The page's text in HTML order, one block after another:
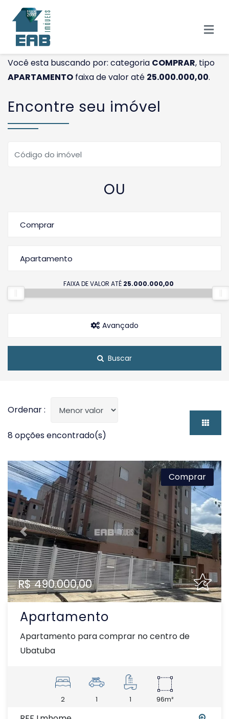
Você esta buscando por: categoria COMPRAR, tipo
APARTAMENTO faixa de valor até 25.000.000,00.
Encontre seu imóvel
OU
Comprar
Apartamento
FAIXA DE VALOR ATÉ 25.000.000,00
Avançado
Buscar
Ordenar :
8 opções encontrado(s)
Previous Next
Comprar
R$ 490.000,00
Apartamento
Apartamento para comprar no centro de
Ubatuba
2 1 1 96m²